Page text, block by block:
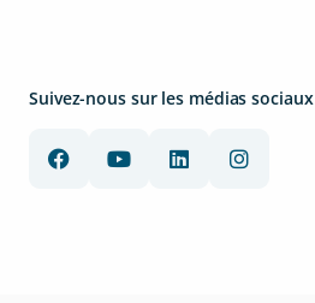
Suivez-nous sur les médias sociaux